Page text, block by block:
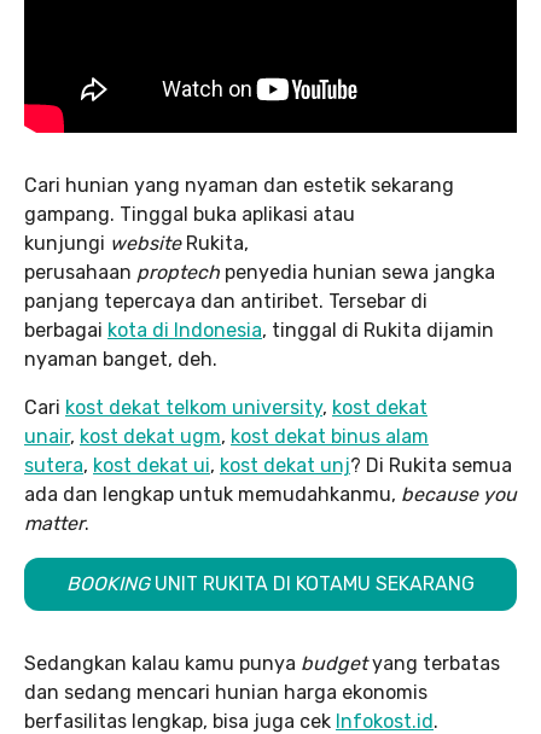
Cari hunian yang nyaman dan estetik sekarang
gampang. Tinggal buka aplikasi atau
kunjungi websiteRukita,
perusahaan proptech penyedia hunian sewa jangka
panjang tepercaya dan antiribet. Tersebar di
berbagai kota di Indonesia, tinggal di Rukita dijamin
nyaman banget, deh.
Cari kost dekat telkom university, kost dekat
unair, kost dekat ugm, kost dekat binus alam
sutera, kost dekat ui, kost dekat unj? Di Rukita semua
ada dan lengkap untuk memudahkanmu, because you
matter.
BOOKINGUNIT RUKITA DI KOTAMU SEKARANG
Sedangkan kalau kamu punya budgetyang terbatas
dan sedang mencari hunian harga ekonomis
berfasilitas lengkap, bisa juga cek Infokost.id.